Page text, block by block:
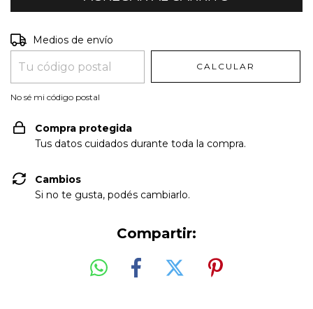
Entregas para el CP:
Medios de envío
CALCULAR
No sé mi código postal
Compra protegida
Tus datos cuidados durante toda la compra.
Cambios
Si no te gusta, podés cambiarlo.
Compartir: